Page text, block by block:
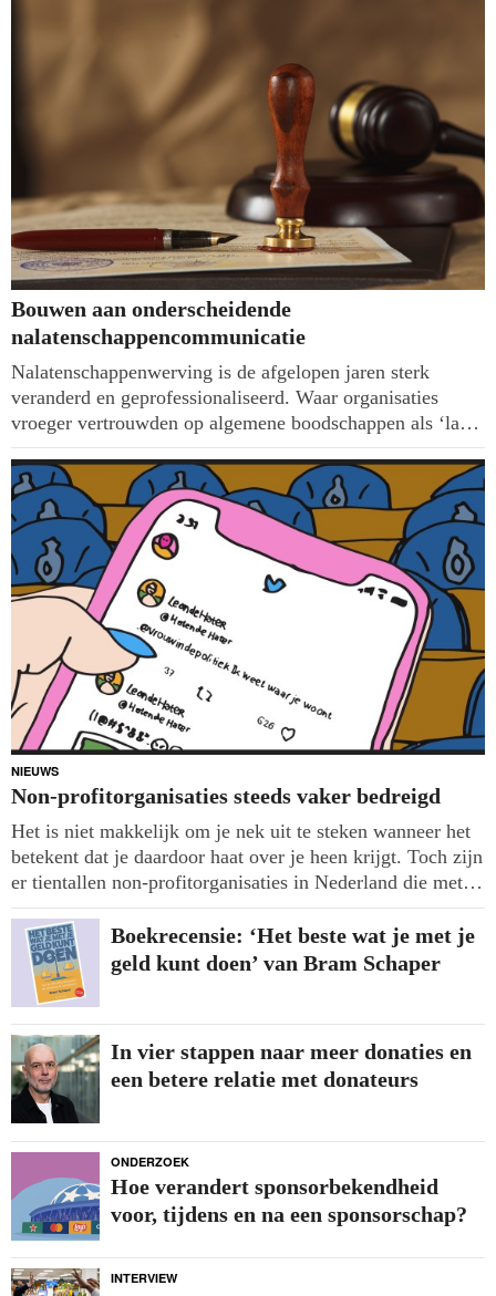
samenkomen: met producten gemaakt door mensen met
een achterstand op de arbeidsmarkt, producten die een
tweede leven krijgen, en producten die thuis een
herinnering geven aan de unieke belevenis bij die
Bouwen aan onderscheidende
nalatenschappencommunicatie
Nalatenschappenwerving is de afgelopen jaren sterk
veranderd en geprofessionaliseerd. Waar organisaties
vroeger vertrouwden op algemene boodschappen als ‘laat
een betere wereld na’, kiezen zij nu steeds vaker voor een
eigen, onderscheidende propositie rondom nalaten. Dat is
noodzakelijk in een competitiever speelveld en ook
vanwege een steeds kritischere doelgroep.
NIEUWS
Non-profitorganisaties steeds vaker bedreigd
Het is niet makkelijk om je nek uit te steken wanneer het
betekent dat je daardoor haat over je heen krijgt. Toch zijn
er tientallen non-profitorganisaties in Nederland die met
online bedreigingen en intimidatie worstelen. Hoe gaan
organisaties en hun vertegenwoordigers daarmee om? De
verhalen van Devika Partiman (Stem op een Vrouw) en
Liora ten Brinke (Transvisie), Peter Kodde
(Stroomversnellers) geeft inzichten.
Boekrecensie: ‘Het beste wat je met je
geld kunt doen’ van Bram Schaper
In vier stappen naar meer donaties en
een betere relatie met donateurs
ONDERZOEK
Hoe verandert sponsorbekendheid
voor, tijdens en na een sponsorschap?
INTERVIEW